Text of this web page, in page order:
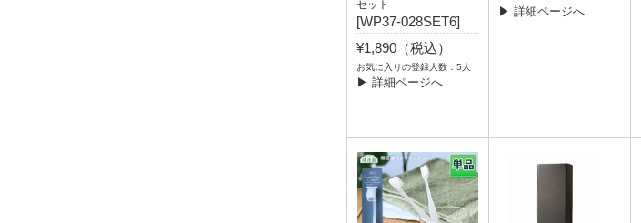
セット
[WP37-028SET6]
¥1,890（税込）
お気に入りの登録人数：5人
▶ 詳細ページへ
▶ 詳細ページへ